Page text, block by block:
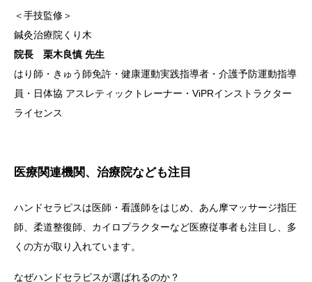
＜手技監修＞
鍼灸治療院くり木
院長 栗木良慎 先生
はり師・きゅう師免許・健康運動実践指導者・介護予防運動指導
員・日体協 アスレティックトレーナー・ViPRインストラクター
ライセンス
医療関連機関、治療院なども注目
ハンドセラピスは医師・看護師をはじめ、あん摩マッサージ指圧
師、柔道整復師、カイロプラクターなど医療従事者も注目し、多
くの方が取り入れています。
なぜハンドセラピスが選ばれるのか？